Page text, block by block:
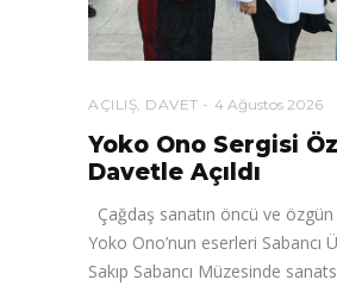
AÇILIŞ DAVET 4 Ağustos 2026
Yoko Ono Sergisi
Davetle Açıldı
Çağdaş sanatın öncü ve
Yoko Ono’nun eserleri Sabancı
Sakıp Sabancı Müzesinde